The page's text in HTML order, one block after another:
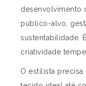
desenvolvimento
público-alvo,
sustentabilidade.
criatividade
O estilista